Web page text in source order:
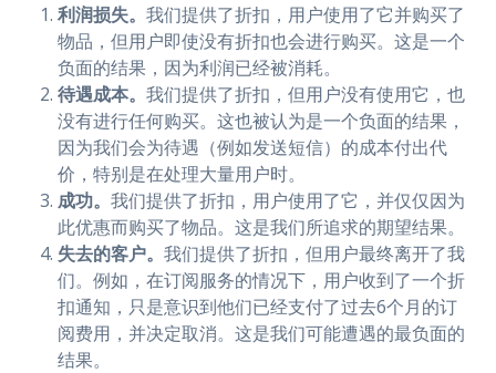
利润损失。 我们提供了折扣，用户使用了它并购买了
物品，但用户即使没有折扣也会进行购买。这是一个
负面的结果，因为利润已经被消耗。
待遇成本。 我们提供了折扣，但用户没有使用它，也
没有进行任何购买。这也被认为是一个负面的结果，
因为我们会为待遇（例如发送短信）的成本付出代
价，特别是在处理大量用户时。
成功。 我们提供了折扣，用户使用了它，并仅仅因为
此优惠而购买了物品。这是我们所追求的期望结果。
失去的客户。 我们提供了折扣，但用户最终离开了我
们。例如，在订阅服务的情况下，用户收到了一个折
扣通知，只是意识到他们已经支付了过去6个月的订
阅费用，并决定取消。这是我们可能遭遇的最负面的
结果。